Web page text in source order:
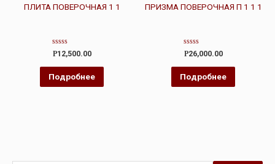
ПЛИТА ПОВЕРОЧНАЯ 1 1
Оценка
0
из
Р12,500.00
Подробнее
ПРИЗМА ПОВЕРОЧНАЯ П 1 1 1
Оценка
0
из
Р26,000.00
Подробнее